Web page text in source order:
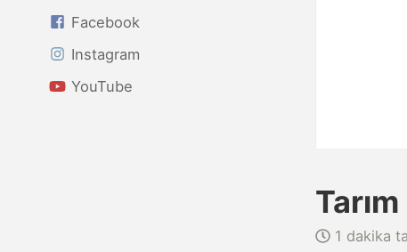
Facebook
Instagram
YouTube
1 dakika